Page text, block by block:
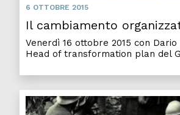
6 OTTOBRE 2015
Il cambiamento
Venerdì 16 ottobre 2015 con Dario
Head of transformation plan del